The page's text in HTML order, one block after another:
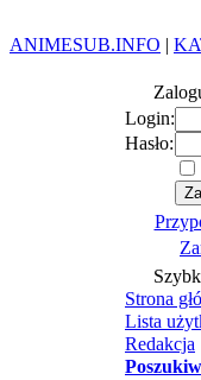
ANIMESUB.INFO |
Login:
Hasło:
Strona
Lista
Redakcja